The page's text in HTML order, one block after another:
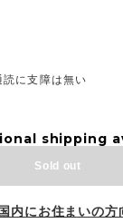
に支障は無い
shipping
Sold out
内にお住まいの方